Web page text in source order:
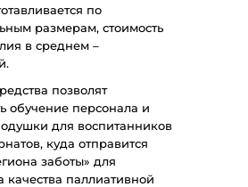
позволят
обучение персонала и
для воспитанников
куда отправится
заботы» для
качества паллиативной
по
размерам, стоимость
в среднем –